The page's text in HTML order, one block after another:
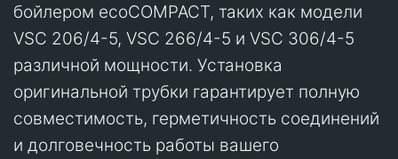
бойлером ecoCOMPACT, таких как модели
VSC 206/4-5, VSC 266/4-5 и VSC 306/4-5
различной мощности. Установка
оригинальной трубки гарантирует полную
совместимость, герметичность соединений
и долговечность работы вашего